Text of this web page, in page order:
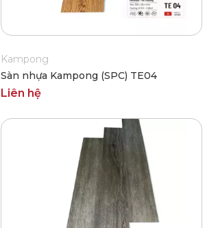
Kampong
Sàn nhựa Kampong (SPC) TE04
Liên hệ